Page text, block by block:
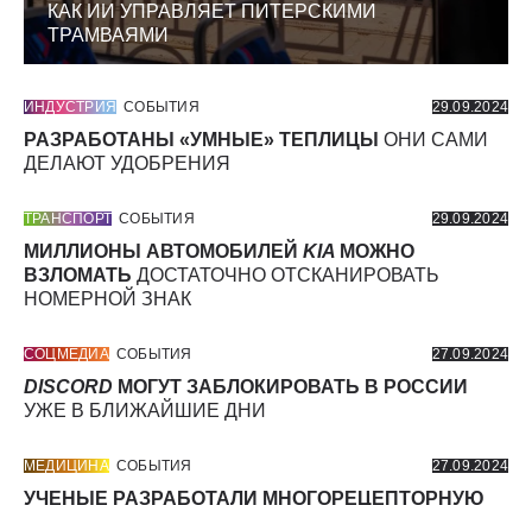
КАК ИИ УПРАВЛЯЕТ ПИТЕРСКИМИ
ТРАМВАЯМИ
ИНДУСТРИЯ СОБЫТИЯ 29.09.2024
РАЗРАБОТАНЫ «УМНЫЕ» ТЕПЛИЦЫ ОНИ САМИ
ДЕЛАЮТ УДОБРЕНИЯ
ТРАНСПОРТ СОБЫТИЯ 29.09.2024
МИЛЛИОНЫ АВТОМОБИЛЕЙ KIA МОЖНО
ВЗЛОМАТЬ ДОСТАТОЧНО ОТСКАНИРОВАТЬ
НОМЕРНОЙ ЗНАК
СОЦМЕДИА СОБЫТИЯ 27.09.2024
DISCORD МОГУТ ЗАБЛОКИРОВАТЬ В РОССИИ
УЖЕ В БЛИЖАЙШИЕ ДНИ
МЕДИЦИНА СОБЫТИЯ 27.09.2024
УЧЕНЫЕ РАЗРАБОТАЛИ МНОГОРЕЦЕПТОРНУЮ